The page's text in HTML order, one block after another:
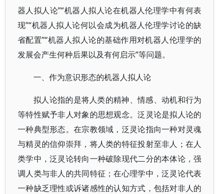
器人拟人论”“机器人拟人论在机器人伦理学中有何表
现”“机器人拟人论何以会成为机器人伦理学讨论的缺
省配置”“机器人拟人论的基础作用对机器人伦理学的
发展会产生何种后果以及有何启示”等问题。
一、作为意识形态的机器人拟人论
拟人论指的是将人类的精神、情感、动机和行为
等特性赋予非人对象的思想观念。泛灵论是拟人论的
一种典型形态。在宗教领域，泛灵论指向一种对灵魂
与精灵的信仰崇拜，将人类的特征投射至非人；在人
类学中，泛灵论转向一种破除现代二分的本体论，强
调人类与非人的共同特征；在心理学中，泛灵论代表
一种缺乏理性或诉诸感性的认知方式，包括对非人的